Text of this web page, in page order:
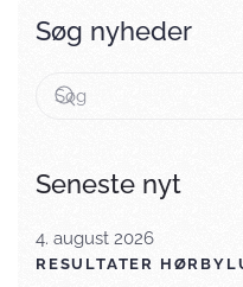
Søg nyheder
Seneste nyt
4. august 2026
RESULTATER